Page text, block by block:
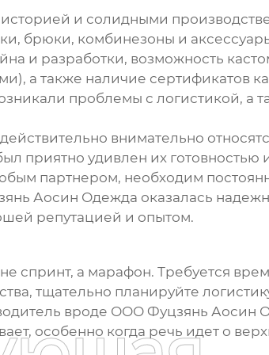
и солидными
брюки, комбинезоны и
и разработки, возможность
а также наличие сертификатов
проблемы с логистикой, а
внимательно
приятно удивлен их
партнером, необходим
Аосин Одежда оказалась
репутацией и опытом.
не спринт, а марафон. Требуется
тщательно планируйте
вроде ООО Фуцзянь Аосин
особенно когда речь идет о